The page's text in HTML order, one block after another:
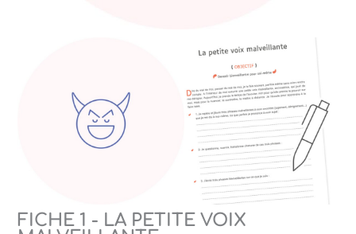
FICHE 1 - LA PETITE VOIX